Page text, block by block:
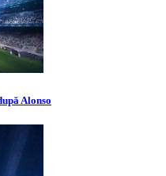
Alonso